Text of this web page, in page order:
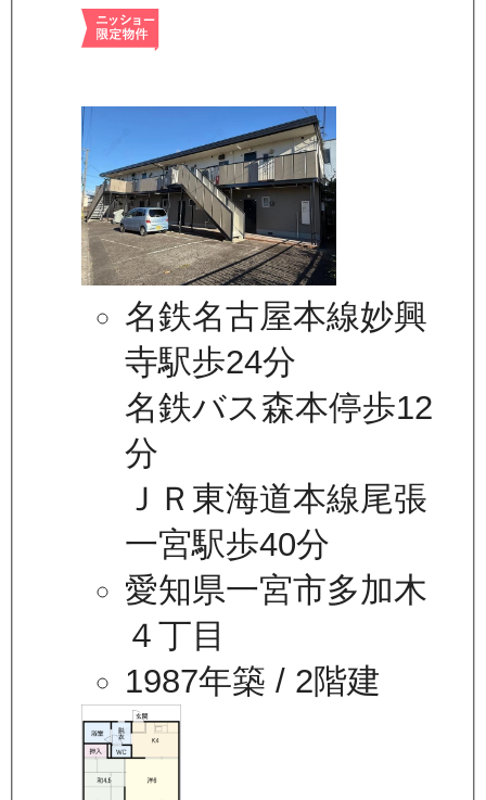
名鉄名古屋本線妙興
寺駅歩24分
名鉄バス森本停歩12
分
ＪＲ東海道本線尾張
一宮駅歩40分
愛知県一宮市多加木
４丁目
1987年築 / 2階建